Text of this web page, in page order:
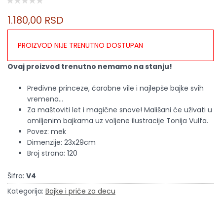
1.180,00 RSD
PROIZVOD NIJE TRENUTNO DOSTUPAN
Ovaj proizvod trenutno nemamo na stanju!
Predivne princeze, čarobne vile i najlepše bajke svih
vremena…
Za maštoviti let i magične snove! Mališani će uživati u
omiljenim bajkama uz voljene ilustracije Tonija Vulfa.
Povez: mek
Dimenzije: 23x29cm
Broj strana: 120
Šifra: V4
Kategorija: Bajke i priče za decu